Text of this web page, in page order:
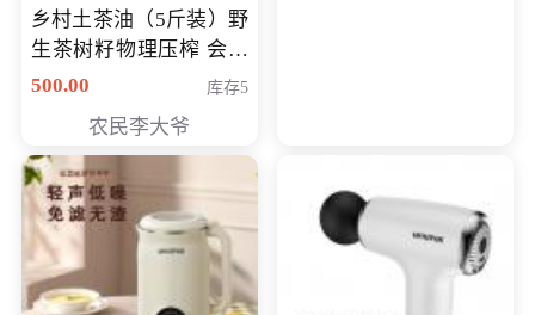
乡村土茶油（5斤装）野
生茶树籽物理压榨 会员
专享价400元
500.00 库存5
农民李大爷